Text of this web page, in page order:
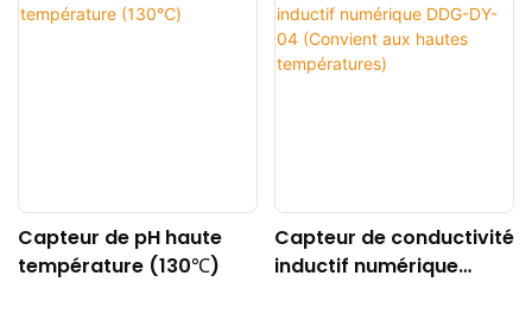
Capteur de pH haute
température (130℃)
Capteur de conductivité
inductif numérique